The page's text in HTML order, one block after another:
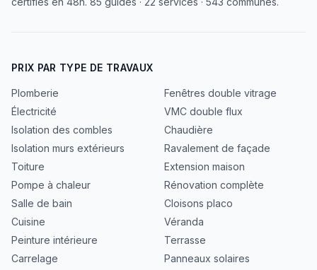
PRIX PAR TYPE DE TRAVAUX
Plomberie
Électricité
Isolation des combles
Isolation murs extérieurs
Toiture
Pompe à chaleur
Salle de bain
Cuisine
Peinture intérieure
Carrelage
Fenêtres double vitrage
VMC double flux
Chaudière
Ravalement de façade
Extension maison
Rénovation complète
Cloisons placo
Véranda
Terrasse
Panneaux solaires